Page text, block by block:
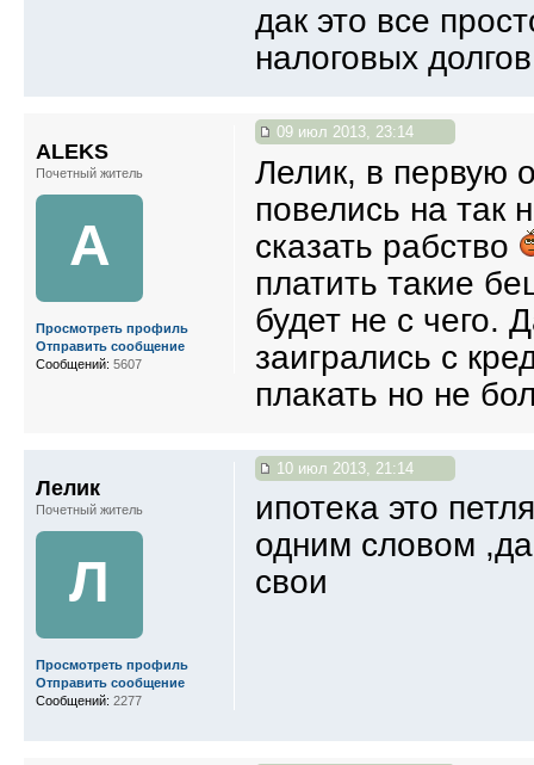
дак это все
налоговых долгов
09 июл 2013, 23:14
Лелик, в первую
повелись на так
сказать рабство
платить такие
будет не с чего.
заигрались с
плакать но не
ALEKS
Почетный житель
A
Просмотреть профиль
Отправить сообщение
Сообщений: 5607
10 июл 2013, 21:14
ипотека это
одним словом
свои
Лелик
Почетный житель
Л
Просмотреть профиль
Отправить сообщение
Сообщений: 2277